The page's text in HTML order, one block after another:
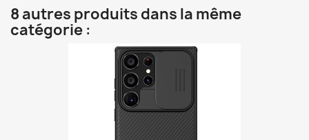
8 autres produits dans la même
catégorie :